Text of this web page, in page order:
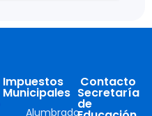
Impuestos
Municipales
Alumbrado
Contacto
Secretaría
de